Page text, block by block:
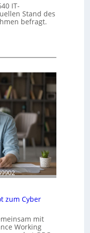
IT-
Stand des
befragt.
zum Cyber
mit
Working